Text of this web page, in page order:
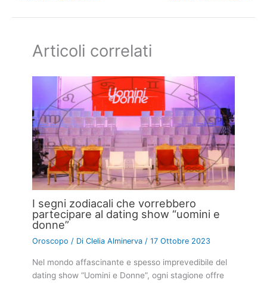
Articoli correlati
I segni zodiacali che vorrebbero
partecipare al dating show “uomini e
donne”
Oroscopo / DiClelia Alminerva/17 Ottobre 2023
Nel mondo affascinante e spesso imprevedibile del
dating show “Uomini e Donne”, ogni stagione offre